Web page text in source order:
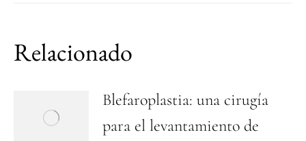
Relacionado
Blefaroplastia: una cirugía
para el levantamiento de